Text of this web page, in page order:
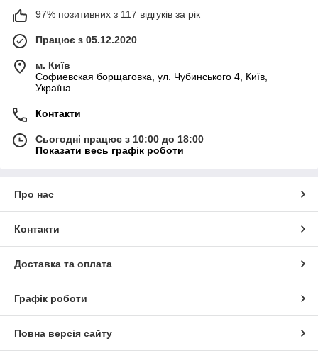
97% позитивних з 117 відгуків за рік
Працює з 05.12.2020
м. Київ
Софиевская борщаговка, ул. Чубинського 4, Київ,
Україна
Контакти
Сьогодні працює з 10:00 до 18:00
Показати весь графік роботи
Про нас
Контакти
Доставка та оплата
Графік роботи
Повна версія сайту